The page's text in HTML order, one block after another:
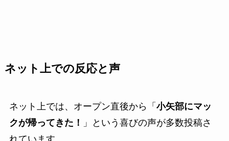
ネット上での反応と声
ネット上では、オープン直後から「 小矢部にマッ
クが帰ってきた！
」という喜びの声が多数投稿さ
れています。